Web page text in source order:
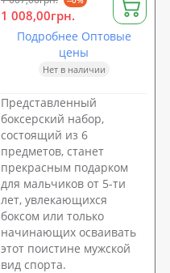
1 008,00грн.
Подробнее Оптовые
цены
Нет в наличии
Представленный
боксерский набор,
состоящий из 6
предметов, станет
прекрасным подарком
для мальчиков от 5-ти
лет, увлекающихся
боксом или только
начинающих осваивать
этот поистине мужской
вид спорта.